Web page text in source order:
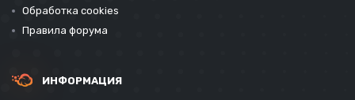
Обработка cookies
Правила форума
ИНФОРМАЦИЯ